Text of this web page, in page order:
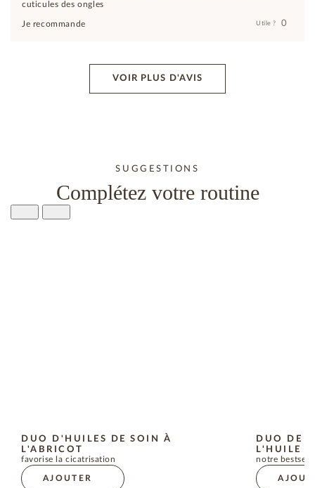
cuticules des ongles
Je recommande Utile ? 0
VOIR PLUS D'AVIS
SUGGESTIONS
Complétez votre routine
DUO D'HUILES DE SOIN À
L'ABRICOT
favorise la cicatrisation
AJOUTER
DUO DE
L'HUILE
notre